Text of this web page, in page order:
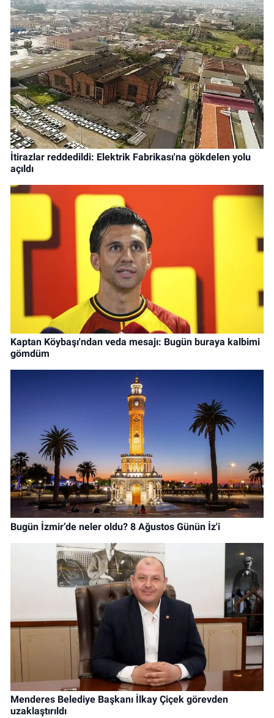
İtirazlar reddedildi: Elektrik Fabrikası'na gökdelen yolu
açıldı
Kaptan Köybaşı'ndan veda mesajı: Bugün buraya kalbimi
gömdüm
Bugün İzmir’de neler oldu? 8 Ağustos Günün İz'i
Menderes Belediye Başkanı İlkay Çiçek görevden
uzaklaştırıldı